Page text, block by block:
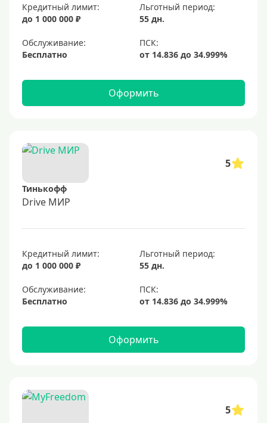
Кредитный лимит:
до 1 000 000 ₽
Льготный период:
55 дн.
Обслуживание:
Бесплатно
Оформить
5
Тинькофф
Drive МИР
Кредитный лимит:
до 1 000 000 ₽
Льготный период:
55 дн.
Обслуживание:
Бесплатно
Оформить
5